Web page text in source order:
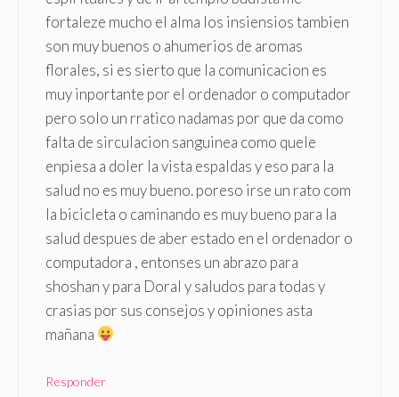
fortaleze mucho el alma los insiensios tambien
son muy buenos o ahumerios de aromas
florales, si es sierto que la comunicacion es
muy inportante por el ordenador o computador
pero solo un rratico nadamas por que da como
falta de sirculacion sanguinea como quele
enpiesa a doler la vista espaldas y eso para la
salud no es muy bueno. poreso irse un rato com
la bicicleta o caminando es muy bueno para la
salud despues de aber estado en el ordenador o
computadora , entonses un abrazo para
shoshan y para Doral y saludos para todas y
crasias por sus consejos y opiniones asta
mañana
Responder